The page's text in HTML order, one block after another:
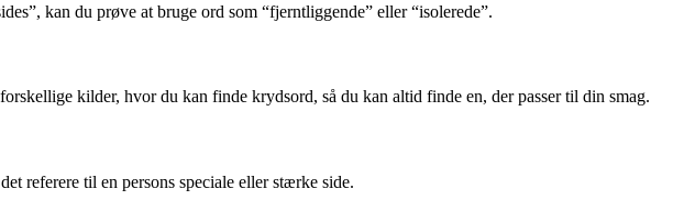
kan du prøve at bruge ord som “fjerntliggende” eller “isolerede”.
kilder, hvor du kan finde krydsord, så du kan altid finde en, der passer til din smag.
referere til en persons speciale eller stærke side.